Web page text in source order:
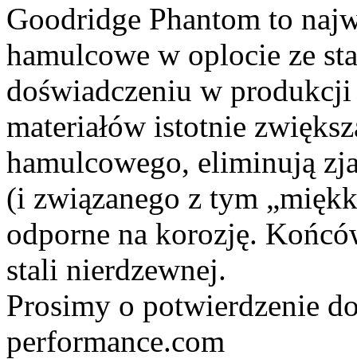
Goodridge Phantom to
hamulcowe w oplocie ze
doświadczeniu w
materiałów istotnie
hamulcowego, eliminują
(i związanego z tym
odporne na korozję.
stali nierdzewnej.
Prosimy o potwierdzenie
performance.com